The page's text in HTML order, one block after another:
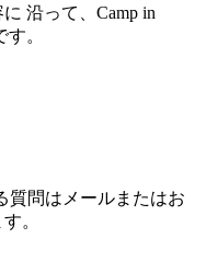
沿って、Camp in
。
質問はメールまたはお
。